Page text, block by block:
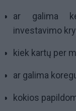
ar galima
investavimo
kiek kartų per
ar galima
kokios